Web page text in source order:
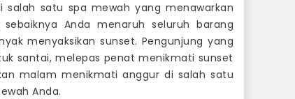
salah satu spa mewah yang menawarkan
Anda menaruh seluruh barang
menyaksikan sunset. Pengunjung yang
santai, melepas penat menikmati sunset
malam menikmati anggur di salah satu
Anda.